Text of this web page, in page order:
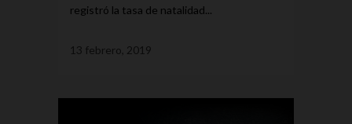
registró la tasa de natalidad...
13 febrero, 2019